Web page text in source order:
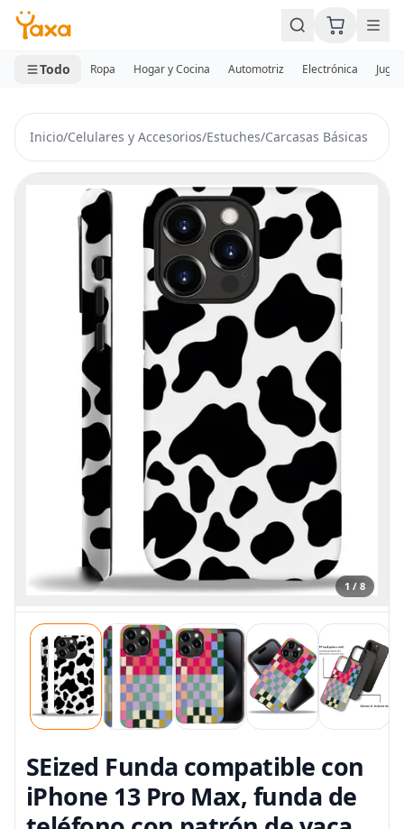
MINI CARRITO
0 productos
Todo Ropa Hogar y Cocina Automotriz Electrónica
Inicio/Celulares y Accesorios/Estuches/Carcasas Básicas
1 / 8
SEized Funda compatible con
iPhone 13 Pro Max, funda de